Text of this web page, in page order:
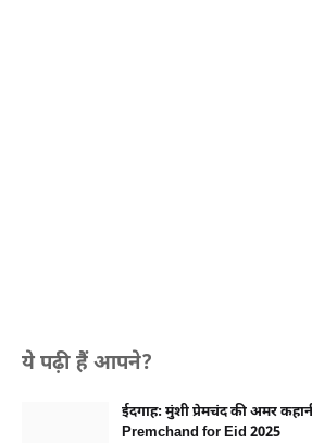
ये पढ़ी हैं आपने?
ईदगाह: मुंशी प्रेमचंद की अमर
Premchand for Eid 2025